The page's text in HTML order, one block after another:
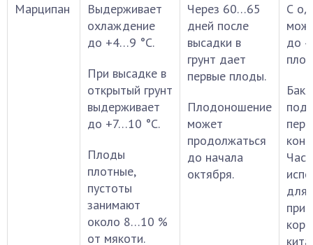
Марципан
Выдерживает
охлаждение
до +4…9 °С.
При высадке в
открытый грунт
выдерживает
до +7…10 °С.
Плоды
плотные,
пустоты
занимают
около 8…10 %
от мякоти.
Через 60…65
дней после
высадки в
грунт дает
первые плоды.
Плодоношение
может
продолжаться
до начала
октября.
С
до
для